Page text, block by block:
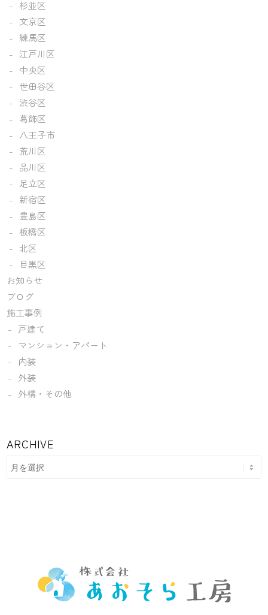
杉並区
文京区
練馬区
江戸川区
中央区
世田谷区
渋谷区
葛飾区
八王子市
荒川区
品川区
足立区
新宿区
豊島区
板橋区
北区
目黒区
お知らせ
ブログ
施工事例
戸建て
マンション・アパート
内装
外装
外構・その他
ARCHIVE